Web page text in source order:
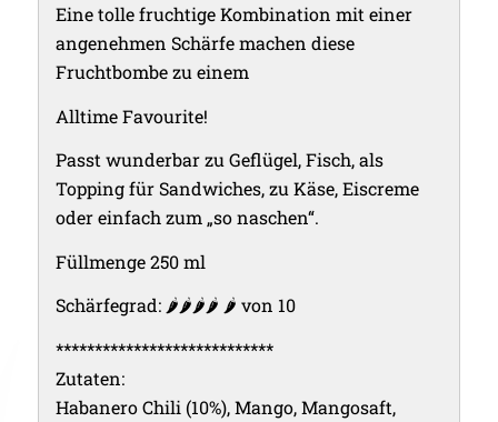
Eine tolle fruchtige Kombination mit einer
angenehmen Schärfe machen diese
Fruchtbombe zu einem
Alltime Favourite!
Passt wunderbar zu Geflügel, Fisch, als
Topping für Sandwiches, zu Käse, Eiscreme
oder einfach zum „so naschen“.
Füllmenge 250 ml
Schärfegrad: 🌶🌶🌶🌶 🌶 von 10
****************************
Zutaten:
Habanero Chili (10%), Mango, Mangosaft,